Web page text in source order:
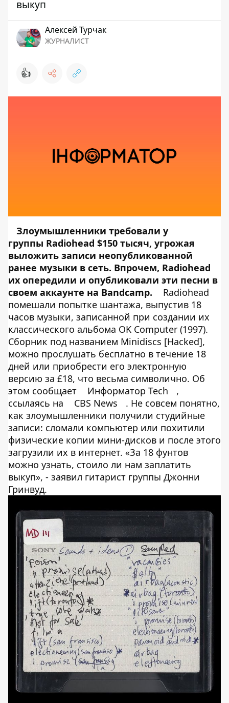
выкуп
Алексей Турчак
ЖУРНАЛИСТ
👍
Злоумышленники требовали у
группы Radiohead $150 тысяч, угрожая
выложить записи неопубликованной
ранее музыки в сеть. Впрочем, Radiohead
их опередили и опубликовали эти песни в
своем аккаунте на Bandcamp.
Radiohead
помешали попытке шантажа, выпустив 18
часов музыки, записанной при создании их
классического альбома OK Computer (1997).
Сборник под названием Minidiscs [Hacked],
можно прослушать бесплатно в течение 18
дней или приобрести его электронную
версию за £18, что весьма символично. Об
этом сообщает
Информатор Tech
,
ссылаясь на
CBS News
. Не совсем понятно,
как злоумышленники получили студийные
записи: сломали компьютер или похитили
физические копии мини-дисков и после этого
загрузили их в интернет. «За 18 фунтов
можно узнать, стоило ли нам заплатить
выкуп», - заявил гитарист группы Джонни
Гринвуд.